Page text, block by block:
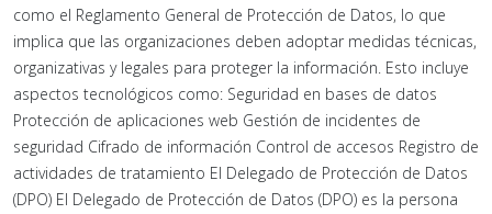
como el Reglamento General de Protección de Datos, lo que
implica que las organizaciones deben adoptar medidas técnicas,
organizativas y legales para proteger la información. Esto incluye
aspectos tecnológicos como: Seguridad en bases de datos
Protección de aplicaciones web Gestión de incidentes de
seguridad Cifrado de información Control de accesos Registro de
actividades de tratamiento El Delegado de Protección de Datos
(DPO) El Delegado de Protección de Datos (DPO) es la persona